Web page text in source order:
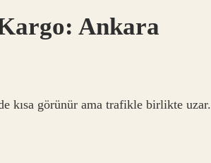
Ankara
kısa görünür ama trafikle birlikte uzar.